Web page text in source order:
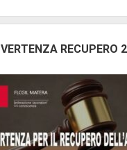
VERTENZA RECUPERO